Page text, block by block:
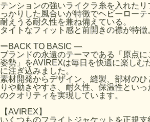
※抗菌防臭加工は、すべての菌や臭い
するわけではありません。※濃色は着
色落ちしますので、淡色物と合わせて
い。
※洗濯の際はクリーニングネットに裏
さい。
※全ての乾燥機具のご使用はお避け下
※生地の性質上、直射日光や蛍光灯の
あせする恐れがあります。
※生地の特性上、縮みやすいので、洗
り、形を整えて干して下さい。
※プリント部分へのアイロンは剥離の原
避け下さい。
※アイロン使用時は、当て布を当てて
テンションの強いライクラ糸を入れた
っかりした風合いが特徴でヘビーロー
耐えうる耐久性を兼ね備えている。
タイトなフィット感と前開きの襟が特徴
ーBACK TO BASIC ―
ブランドの永遠のテーマである「原点
姿勢」をAVIREXは毎日を快適に楽しむ
に注ぎ込みました。
素材開発からデザイン、縫製、部材の
りや動きやすさ、耐久性、保温性とい
のクオリティを実現しています。
【AVIREX】
いくつものフライトジャケットを正規支